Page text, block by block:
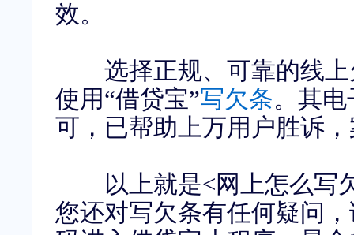
效。
选择正规、可靠的线上
使用“借贷宝”写欠条。其
可，已帮助上万用户胜诉
以上就是<网上怎么写
您还对写欠条有任何疑问